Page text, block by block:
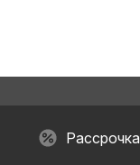
Рассрочка